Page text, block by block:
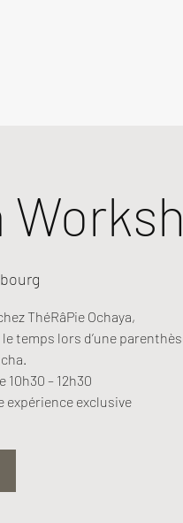
ThéRâPie Ochaya,
temps lors d’une
– 12h30
expérience exclusive